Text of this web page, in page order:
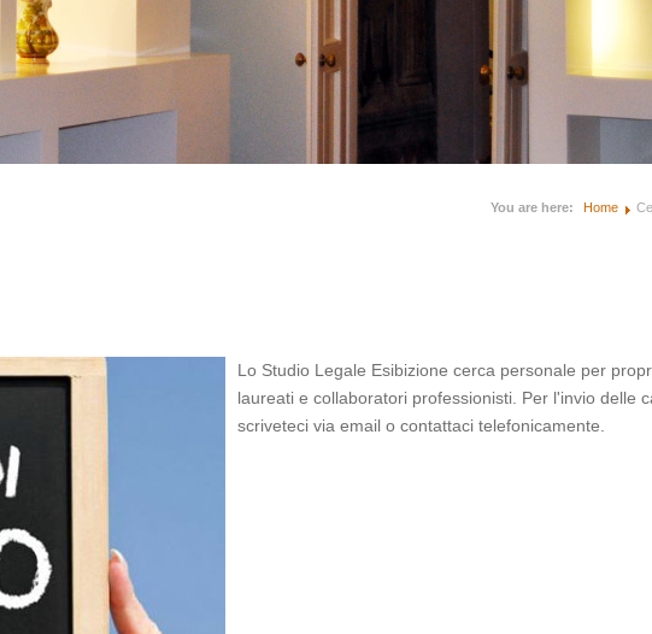
You are here: Home
Lo Studio Legale Esibizione cerca personale per
laureati e collaboratori professionisti. Per l'invio delle
scriveteci via email o contattaci telefonicamente.